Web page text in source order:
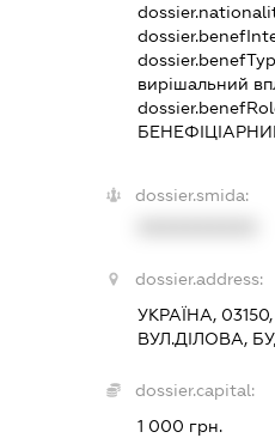
вирішальний
dossier.smida:
dossier.address:
УКРАЇНА,
ВУЛ.ДІЛОВА,
dossier.capital:
1 000 грн.